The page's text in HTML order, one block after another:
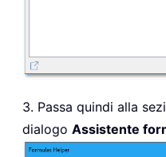
3. Passa quindi alla
dialogo Assistente